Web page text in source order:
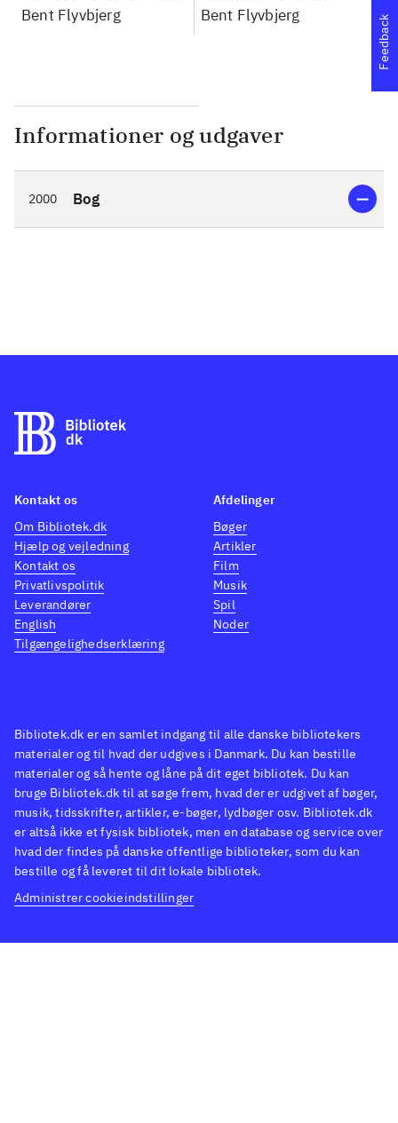
konkretes videnskab
Bent Flyvbjerg
konkretes videnskab
Bent Flyvbjerg
Informationer og udgaver
2000 Bog
Feedback
Bibliotek.dk er en samlet indgang til alle danske bibliotekers
materialer og til hvad der udgives i Danmark. Du kan bestille
materialer og så hente og låne på dit eget bibliotek. Du kan
bruge Bibliotek.dk til at søge frem, hvad der er udgivet af bøger,
musik, tidsskrifter, artikler, e-bøger, lydbøger osv. Bibliotek.dk
er altså ikke et fysisk bibliotek, men en database og service over
hvad der findes på danske offentlige biblioteker, som du kan
bestille og få leveret til dit lokale bibliotek.
Administrer cookieindstillinger
Kontakt os
Om Bibliotek.dk
Hjælp og vejledning
Kontakt os
Privatlivspolitik
Leverandører
English
Tilgængelighedserklæring
Afdelinger
Bøger
Artikler
Film
Musik
Spil
Noder